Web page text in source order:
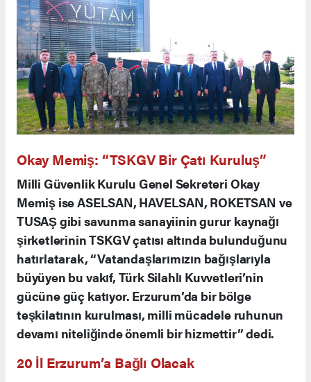
Okay Memiş: “TSKGV Bir Çatı Kuruluş”
Milli Güvenlik Kurulu Genel Sekreteri Okay
Memiş ise ASELSAN, HAVELSAN, ROKETSAN ve
TUSAŞ gibi savunma sanayiinin gurur kaynağı
şirketlerinin TSKGV çatısı altında bulunduğunu
hatırlatarak, “Vatandaşlarımızın bağışlarıyla
büyüyen bu vakıf, Türk Silahlı Kuvvetleri’nin
gücüne güç katıyor. Erzurum’da bir bölge
teşkilatının kurulması, milli mücadele ruhunun
devamı niteliğinde önemli bir hizmettir” dedi.
20 İl Erzurum’a Bağlı Olacak